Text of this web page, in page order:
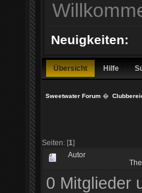
Neuigkeiten:
Übersicht Hilfe
Sweetwater Forum �
Seiten: [1]
Autor
0 Mitglieder